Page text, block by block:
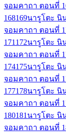
จอมคาถา ตอนที่
168169นารูโตะ นิ
จอมคาถา ตอนที่
171 172นารูโตะ นิ
จอมคาถา ตอนที่
174175นารูโตะ นิ
จอมคาถา ตอนที่
177178นารูโตะ นิ
จอมคาถา ตอนที่
180181 นารูโตะ นิ
จอมคาถา ตอนที่